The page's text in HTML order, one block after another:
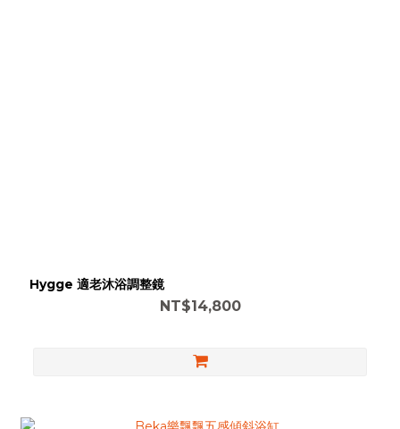
Hygge 適老沐浴調整鏡
NT$14,800